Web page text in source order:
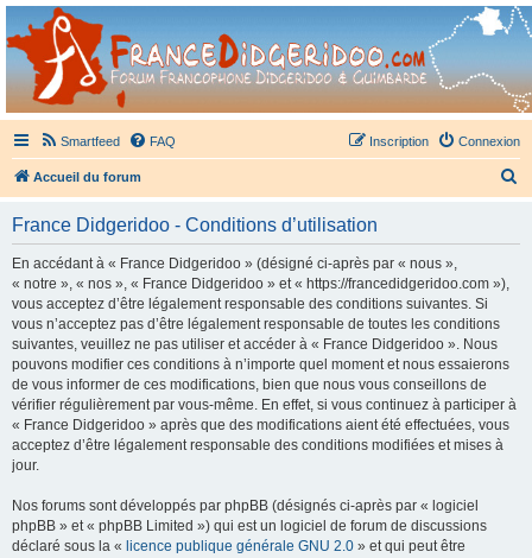
France Didgeridoo
Didgeridoo et Guimbarde sur France Didgeridoo - retrouvez la communauté.
Smartfeed FAQ Connexion
Inscription
Accueil du forum
France Didgeridoo - Conditions d’utilisation
En accédant à « France Didgeridoo » (désigné ci-après par « nous »,
« notre », « nos », « France Didgeridoo » et « https://francedidgeridoo.com »),
vous acceptez d’être légalement responsable des conditions suivantes. Si
vous n’acceptez pas d’être légalement responsable de toutes les conditions
suivantes, veuillez ne pas utiliser et accéder à « France Didgeridoo ». Nous
pouvons modifier ces conditions à n’importe quel moment et nous essaierons
de vous informer de ces modifications, bien que nous vous conseillons de
vérifier régulièrement par vous-même. En effet, si vous continuez à participer à
« France Didgeridoo » après que des modifications aient été effectuées, vous
acceptez d’être légalement responsable des conditions modifiées et mises à
jour.
Nos forums sont développés par phpBB (désignés ci-après par « logiciel
phpBB » et « phpBB Limited ») qui est un logiciel de forum de discussions
déclaré sous la « licence publique générale GNU 2.0 » et qui peut être